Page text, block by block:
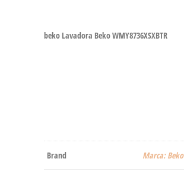
beko Lavadora Beko WMY8736XSXBTR
Brand Marca: Beko